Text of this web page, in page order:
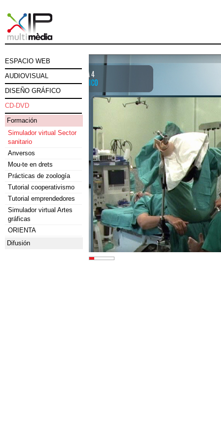
ESPACIO WEB
AUDIOVISUAL
DISEÑO GRÁFICO
CD-DVD
Formación
Simulador virtual Sector
sanitario
Anversos
Mou-te en drets
Prácticas de zoología
Tutorial cooperativismo
Tutorial emprendedores
Simulador virtual Artes
gráficas
ORIENTA
Difusión